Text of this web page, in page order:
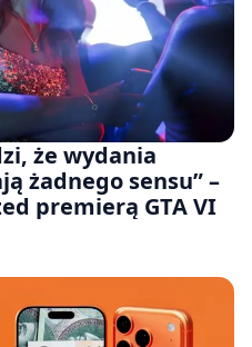
że wydania
żadnego sensu” –
premierą GTA VI